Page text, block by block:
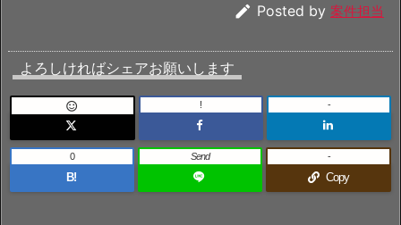
 Posted by 案件担当
よろしければシェアお願いします
 ! -
B!
0 Send
Copy
-